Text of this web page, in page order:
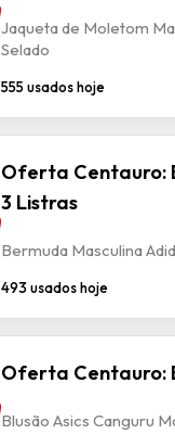
Jaqueta de Moletom
Selado
555 usados hoje
Oferta Centauro:
3 Listras
Bermuda Masculina
493 usados hoje
Oferta Centauro:
Blusão Asics Canguru